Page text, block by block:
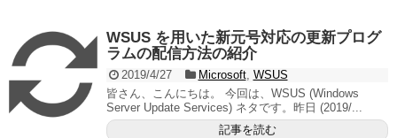
WSUS を用いた新元号対応の更新プログ
ラムの配信方法の紹介
2019/4/27 Microsoft, WSUS
皆さん、こんにちは。 今回は、WSUS (Windows
Server Update Services) ネタです。昨日 (2019/...
記事を読む